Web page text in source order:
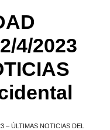
4/2023
– ÚLTIMAS NOTICIAS DEL